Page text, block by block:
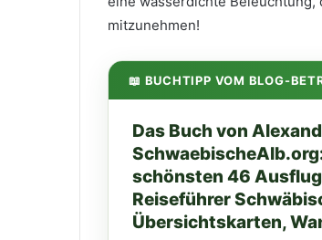
mitzunehmen!
📖 BUCHTIPP VOM BLOG-
Das Buch von
schönsten 46
Reiseführer
Übersichtskarten,